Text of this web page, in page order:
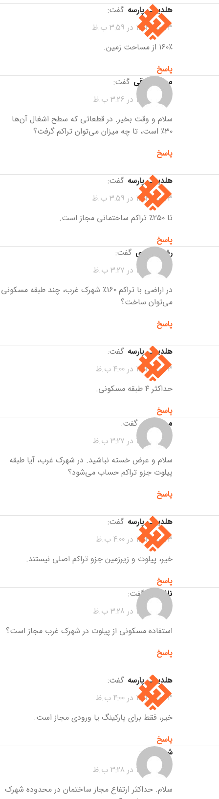
هلدینگ پارسه گفت:
23 مهر 1404 در 3:59 ب.ظ
۱۶۰٪ از مساحت زمین.
پاسخ
محمد عراقی گفت:
23 مهر 1404 در 3:26 ب.ظ
سلام و وقت بخیر. در قطعاتی که سطح اشغال آن‌ها
۳۰٪ است، تا چه میزان می‌توان تراکم گرفت؟
پاسخ
هلدینگ پارسه گفت:
23 مهر 1404 در 3:59 ب.ظ
تا ۲۵۰٪ تراکم ساختمانی مجاز است.
پاسخ
رضا مرشدی گفت:
23 مهر 1404 در 3:27 ب.ظ
در اراضی با تراکم ۱۶۰٪ شهرک غرب، چند طبقه مسکونی
می‌توان ساخت؟
پاسخ
هلدینگ پارسه گفت:
23 مهر 1404 در 4:00 ب.ظ
حداکثر ۴ طبقه مسکونی.
پاسخ
محمدعلی گفت:
23 مهر 1404 در 3:27 ب.ظ
سلام و عرض خسته نباشید. در شهرک غرب، آیا طبقه
پیلوت جزو تراکم حساب می‌شود؟
پاسخ
هلدینگ پارسه گفت:
23 مهر 1404 در 4:00 ب.ظ
خیر، پیلوت و زیرزمین جزو تراکم اصلی نیستند.
پاسخ
ناشناس
گفت:
23 مهر 1404 در 3:28 ب.ظ
استفاده مسکونی از پیلوت در شهرک غرب مجاز است؟
پاسخ
هلدینگ پارسه گفت:
23 مهر 1404 در 4:00 ب.ظ
خیر، فقط برای پارکینگ یا ورودی مجاز است.
پاسخ
شیوا
گفت:
23 مهر 1404 در 3:28 ب.ظ
سلام. حداکثر ارتفاع مجاز ساختمان در محدوده شهرک